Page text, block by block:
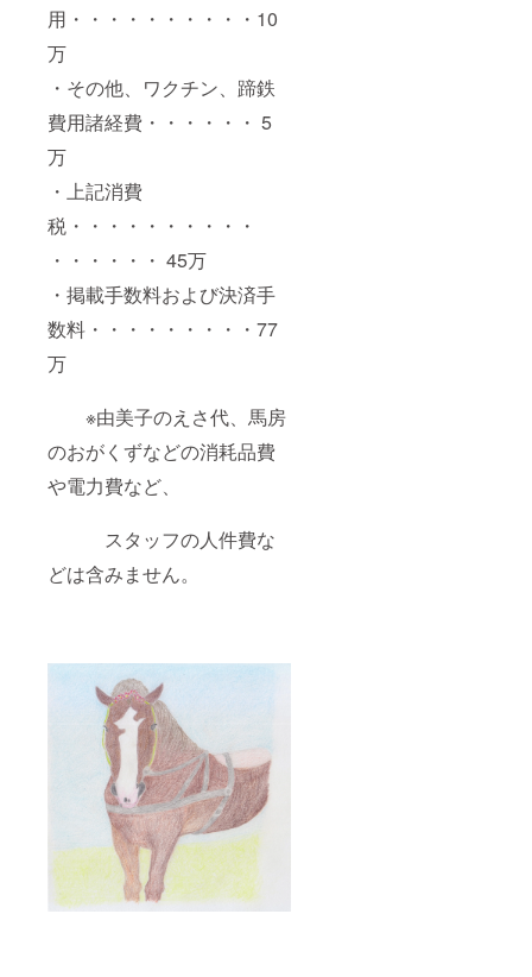
用・・・・・・・・・・10
万
・その他、ワクチン、蹄鉄
費用諸経費・・・・・・ 5
万
・上記消費
税・・・・・・・・・・
・・・・・・ 45万
・掲載手数料および決済手
数料・・・・・・・・・77
万
※由美子のえさ代、馬房
のおがくずなどの消耗品費
や電力費など、
スタッフの人件費な
どは含みません。